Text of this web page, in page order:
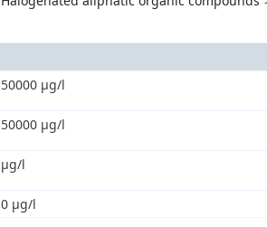
50000 µg/l
50000 µg/l
µg/l
0 µg/l